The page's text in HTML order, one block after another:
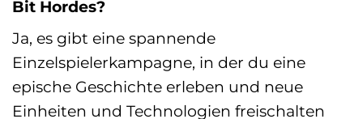
Bit Hordes?
Ja, es gibt eine spannende
Einzelspielerkampagne, in der du eine
epische Geschichte erleben und neue
Einheiten und Technologien freischalten